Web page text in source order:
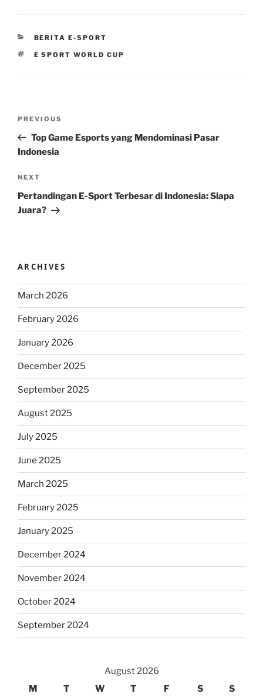
CATEGORIES
BERITA E-SPORT
TAGS
E SPORT WORLD CUP
Previous
Post
PREVIOUS
Top Game Esports yang Mendominasi Pasar
Indonesia
Next
Post
NEXT
Pertandingan E-Sport Terbesar di Indonesia: Siapa
Juara?
ARCHIVES
March 2026
February 2026
January 2026
December 2025
September 2025
August 2025
July 2025
June 2025
March 2025
February 2025
January 2025
December 2024
November 2024
October 2024
September 2024
August 2026
M
T W T F S S